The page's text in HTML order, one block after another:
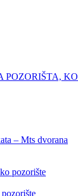
– Mts dvorana
pozorište